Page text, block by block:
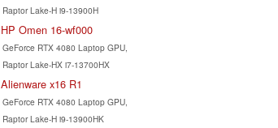
Raptor Lake-H i9-13900H
HP Omen 16-wf000
GeForce RTX 4080 Laptop GPU,
Raptor Lake-HX i7-13700HX
Alienware x16 R1
GeForce RTX 4080 Laptop GPU,
Raptor Lake-H i9-13900HK